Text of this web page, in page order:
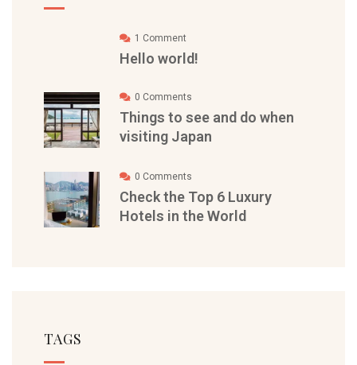
1 Comment
Hello world!
0 Comments
Things to see and do when
visiting Japan
0 Comments
Check the Top 6 Luxury
Hotels in the World
TAGS